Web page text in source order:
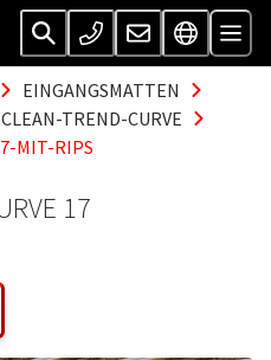
EINGANGSMATTEN
TREND-CURVE
MIT-RIPS
17